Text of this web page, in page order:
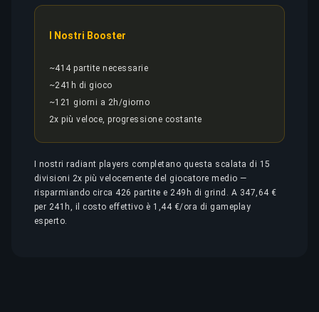
I Nostri Booster
~414 partite necessarie
~241h di gioco
~121 giorni a 2h/giorno
2x più veloce, progressione costante
I nostri radiant players completano questa scalata di 15
divisioni 2x più velocemente del giocatore medio —
risparmiando circa 426 partite e 249h di grind. A 347,64 €
per 241h, il costo effettivo è 1,44 €/ora di gameplay
esperto.